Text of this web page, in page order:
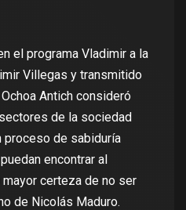
el programa Vladimir a la
Villegas y transmitido
Antich consideró
de la sociedad
proceso de sabiduría
encontrar al
certeza de no ser
de Nicolás Maduro.